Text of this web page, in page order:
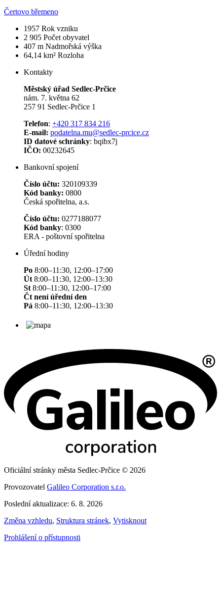
Čertovo břemeno
1957 Rok vzniku
2 905 Počet obyvatel
407 m Nadmořská výška
64,14 km² Rozloha
Kontakty
Městský úřad Sedlec-Prčice
nám. 7. května 62
257 91 Sedlec-Prčice 1
Telefon: +420 317 834 216
E-mail: podatelna.mu@sedlec-prcice.cz
ID datové schránky: bqibx7j
IČO: 00232645
Bankovní spojení
Číslo účtu: 320109339
Kód banky: 0800
Česká spořitelna, a.s.
Číslo účtu: 0277188077
Kód banky: 0300
ERA - poštovní spořitelna
Úřední hodiny
Po 8:00–11:30, 12:00–17:00
Út 8:00–11:30, 12:00–13:30
St 8:00–11:30, 12:00–17:00
Čt není úřední den
Pá 8:00–11:30, 12:00–13:30
Oficiální stránky města Sedlec-Prčice © 2026
Provozovatel Galileo Corporation s.r.o.
Poslední aktualizace: 6. 8. 2026
Změna vzhledu, Struktura stránek, Vytisknout
Prohlášení o přístupnosti